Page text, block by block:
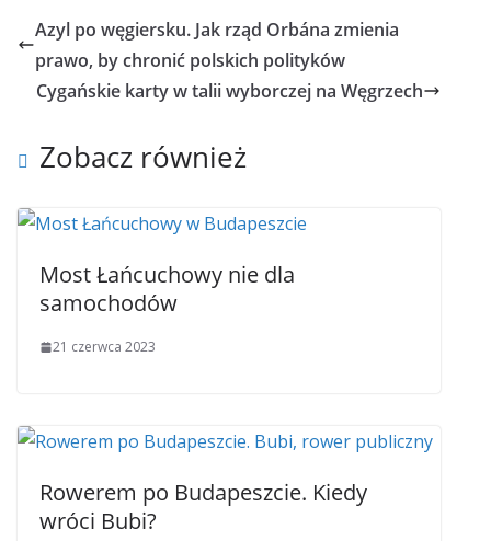
Azyl po węgiersku. Jak rząd Orbána zmienia
prawo, by chronić polskich polityków
Cygańskie karty w talii wyborczej na Węgrzech
Zobacz również
Most Łańcuchowy nie dla
samochodów
21 czerwca 2023
Rowerem po Budapeszcie. Kiedy
wróci Bubi?